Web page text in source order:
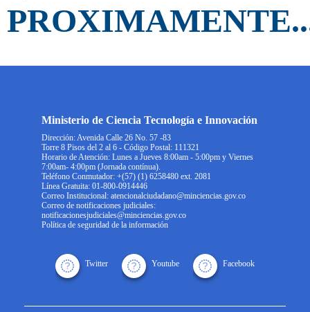
Ministerio de Ciencia Tecnología e Innovación
Dirección: Avenida Calle 26 No. 57 -83
Torre 8 Pisos del 2 al 6 - Código Postal: 111321
Horario de Atención: Lunes a Jueves 8:00am - 5:00pm y Viernes
7:00am- 4:00pm (Jornada contínua).
Teléfono Conmutador: +(57) (1) 6258480 ext. 2081
Línea Gratuita: 01-800-0914446
Correo Institucional: atencionalciudadano@minciencias.gov.co
Correo de notificaciones judiciales:
notificacionesjudiciales@minciencias.gov.co
Política de seguridad de la información
Twitter Youtube Facebook